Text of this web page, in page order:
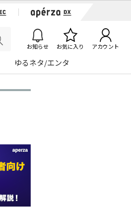
お知らせ お気に入り アカウント
ゆるネタ/エンタ